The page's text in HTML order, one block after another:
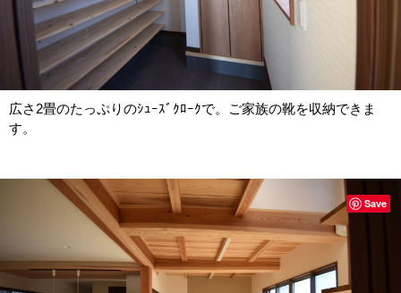
広さ2畳のたっぷりのｼｭｰｽﾞｸﾛｰｸで。ご家族の靴を収納できま
す。
Save